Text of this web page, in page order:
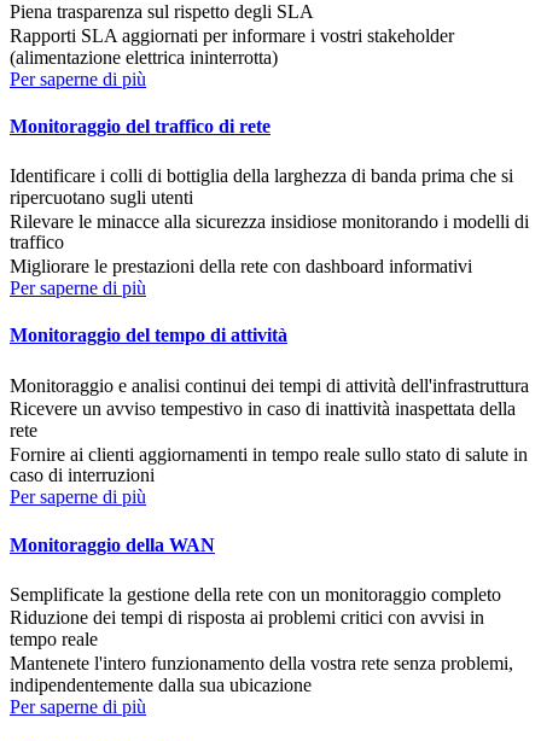
Piena trasparenza sul rispetto degli SLA
Rapporti SLA aggiornati per informare i vostri stakeholder
(alimentazione elettrica ininterrotta)
Per saperne di più
Monitoraggio del traffico di rete
Identificare i colli di bottiglia della larghezza di banda prima che si
ripercuotano sugli utenti
Rilevare le minacce alla sicurezza insidiose monitorando i modelli di
traffico
Migliorare le prestazioni della rete con dashboard informativi
Per saperne di più
Monitoraggio del tempo di attività
Monitoraggio e analisi continui dei tempi di attività dell'infrastruttura
Ricevere un avviso tempestivo in caso di inattività inaspettata della
rete
Fornire ai clienti aggiornamenti in tempo reale sullo stato di salute in
caso di interruzioni
Per saperne di più
Monitoraggio della WAN
Semplificate la gestione della rete con un monitoraggio completo
Riduzione dei tempi di risposta ai problemi critici con avvisi in
tempo reale
Mantenete l'intero funzionamento della vostra rete senza problemi,
indipendentemente dalla sua ubicazione
Per saperne di più